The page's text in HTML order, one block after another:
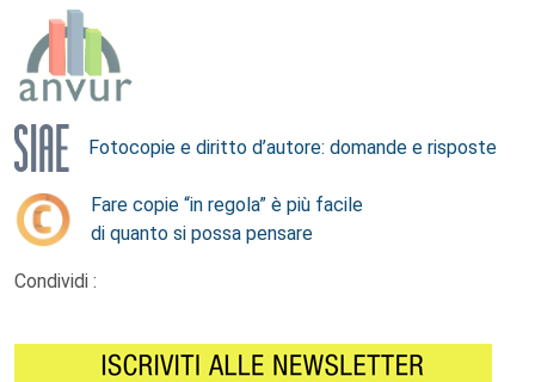
Fotocopie e diritto d’autore: domande e risposte
Fare copie “in regola” è più facile
di quanto si possa pensare
Condividi :